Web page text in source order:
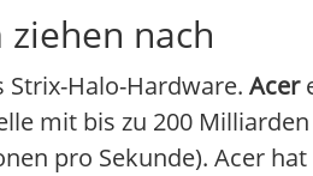
nach
Halo-Hardware. Acer
mit bis zu 200
pro Sekunde). Acer